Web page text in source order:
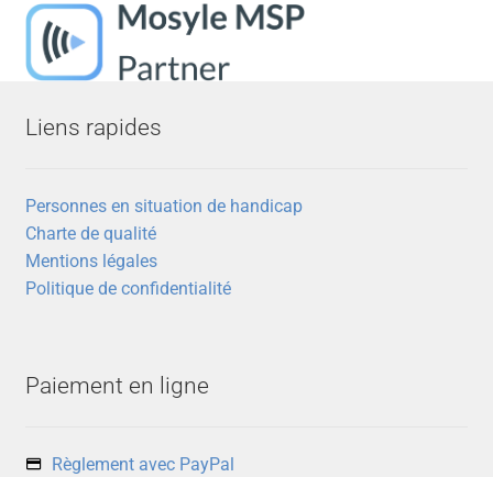
Liens rapides
Personnes en situation de handicap
Charte de qualité
Mentions légales
Politique de confidentialité
Paiement en ligne
Règlement avec PayPal